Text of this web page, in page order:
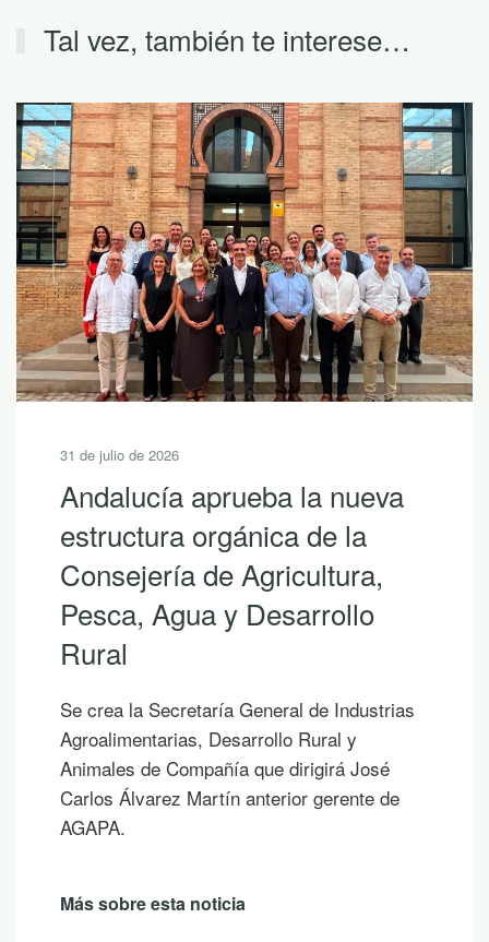
Tal vez, también te interese…
31 de julio de 2026
Andalucía aprueba la nueva
estructura orgánica de la
Consejería de Agricultura,
Pesca, Agua y Desarrollo
Rural
Se crea la Secretaría General de Industrias
Agroalimentarias, Desarrollo Rural y
Animales de Compañía que dirigirá José
Carlos Álvarez Martín anterior gerente de
AGAPA.
Más sobre esta noticia